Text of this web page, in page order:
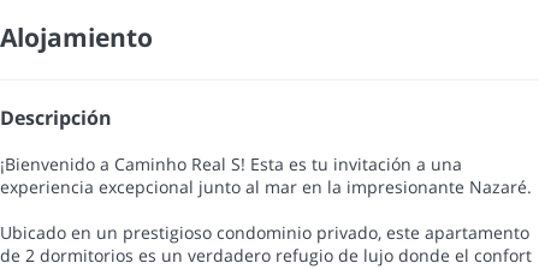
Alojamiento
Descripción
¡Bienvenido a Caminho Real S! Esta es tu invitación a una
experiencia excepcional junto al mar en la impresionante Nazaré.
Ubicado en un prestigioso condominio privado, este apartamento
de 2 dormitorios es un verdadero refugio de lujo donde el confort